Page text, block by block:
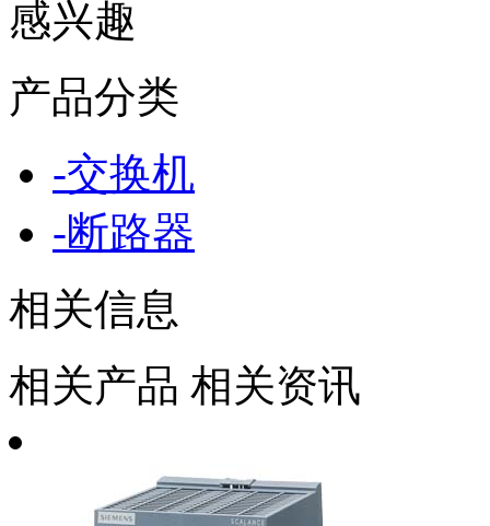
感兴趣
产品分类
-交换机
-断路器
相关信息
相关产品 相关资讯